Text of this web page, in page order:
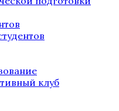
клуб